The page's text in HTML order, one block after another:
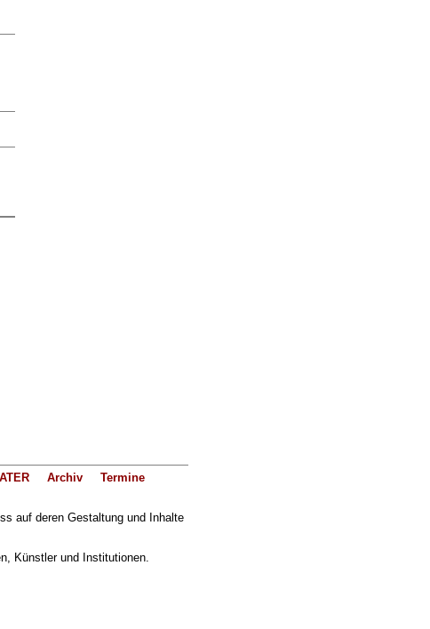
Archiv
Termine
auf deren Gestaltung und Inhalte
Künstler und Institutionen.